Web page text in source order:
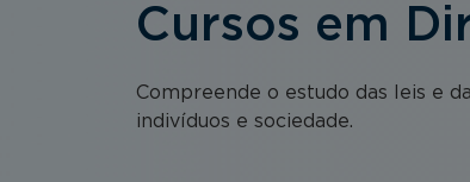
Cursos em
Compreende o estudo das leis e
indivíduos e sociedade.